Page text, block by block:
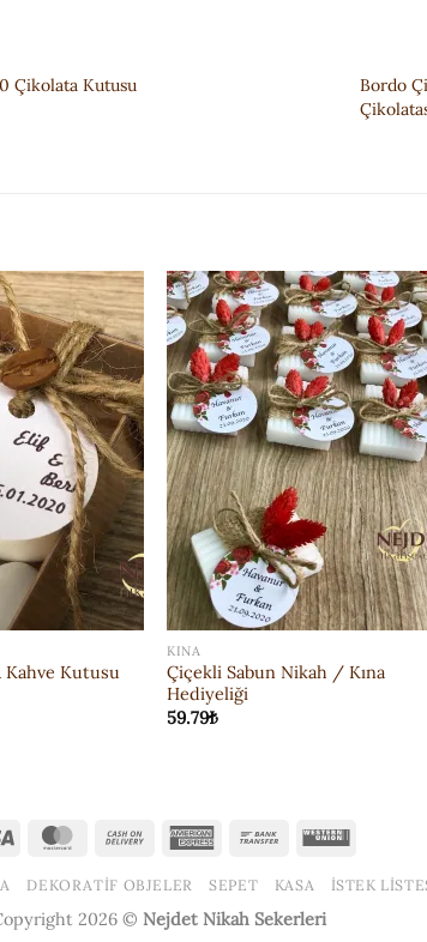
Çikolata Kutusu
Bordo
ISTEK
LISTESI'NE
EKLE
Kahve Kutusu
ISTEK
LISTESI'NE
EKLE
KINA
Çiçekli Sabun Nikah / Kına
Hediyeliği
59.79₺
Visa MasterCardCash
Delivery
American Bank
Western
DEKORATIF OBJELER SEPET KASA İSTEK
2026 © Nejdet Nikah Sekerleri